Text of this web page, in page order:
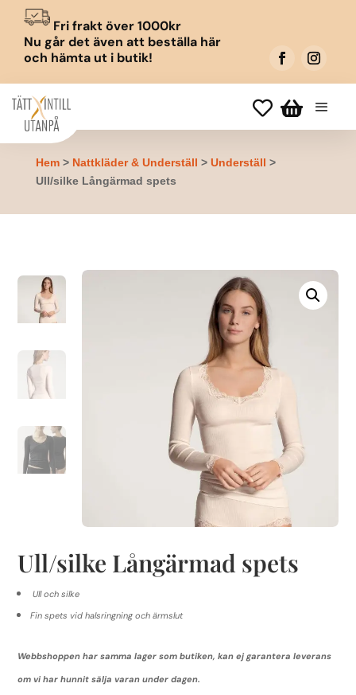
Fri frakt över 1000kr
Nu går det även att beställa här
och hämta ut i butik!
 
Hem> Nattkläder & Underställ > Underställ >
Ull/silke Långärmad spets
Ull/silke Långärmad spets
Ull och silke
Fin spets vid halsringning och ärmslut
Webbshoppen har samma lager som butiken, kan ej garantera leverans
om vi har hunnit sälja varan under dagen.